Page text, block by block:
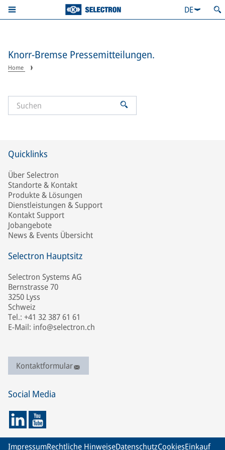
DE
Knorr-Bremse Pressemitteilungen.
Home
Quicklinks
Über Selectron
Standorte & Kontakt
Produkte & Lösungen
Dienstleistungen & Support
Kontakt Support
Jobangebote
News & Events Übersicht
Selectron Hauptsitz
Selectron Systems AG
Bernstrasse 70
3250 Lyss
Schweiz
Tel.: +41 32 387 61 61
E-Mail: info@selectron.ch
Kontaktformular
Social Media
ImpressumRechtliche HinweiseDatenschutzCookiesEinkauf